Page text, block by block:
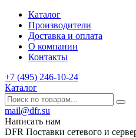
Каталог
Производители
Доставка и оплата
О компании
Контакты
+7 (495) 246-10-24
Каталог
mail@dfr.su
Написать нам
DFR Поставки сетевого и